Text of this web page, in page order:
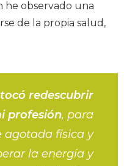
he observado una
de la propia salud,
redescubrir
profesión, para
agotada física y
la energía y